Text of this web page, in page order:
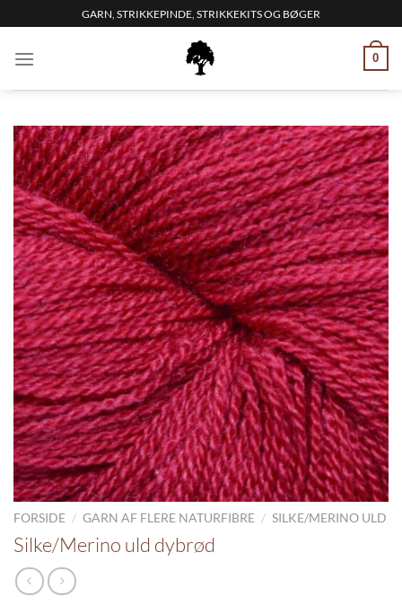
til
indhold
GARN, STRIKKEPINDE, STRIKKEKITS OG BØGER
0
FORSIDE / GARN AF FLERE NATURFIBRE / SILKE/MERINO ULD
Silke/Merino uld dybrød